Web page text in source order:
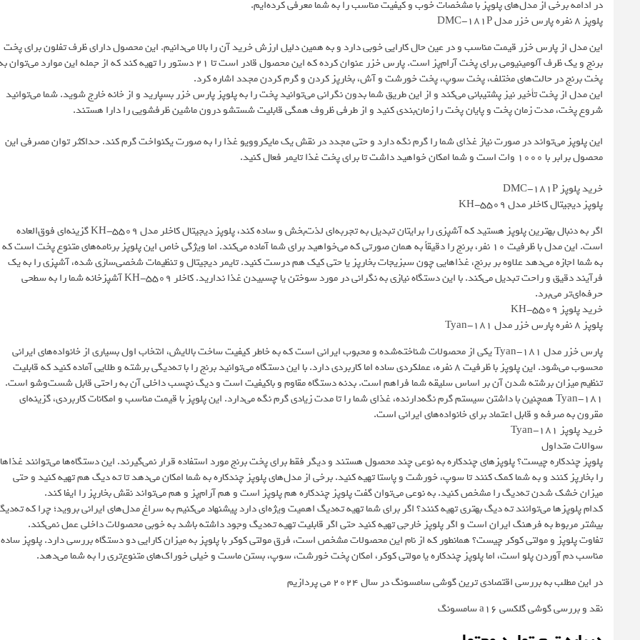
در ادامه برخی از مدل‌های پلوپز با مشخصات خوب و کیفیت مناسب را به شما معرفی کرده‌ایم.
پلوپز 8 نفره پارس خزر مدل DMC-181P
این مدل از پارس خزر قیمت مناسب و در عین حال کارایی خوبی دارد و به همین دلیل ارزش خرید آن را بالا می‌دانیم. این محصول دارای ظرف تفلون برای پخت
برنج و یک ظرف آلومینیومی برای پخت آرام‌پز است. پارس خزر عنوان کرده که این محصول قادر است تا 21 دستور را تهیه کند که از جمله این موارد
پخت برنج در حالت‌های مختلف، پخت سوپ، پخت خورشت و آش، بخارپز کردن و گرم کردن مجدد اشاره کرد.
این مدل از پخت تأخیر نیز پشتیبانی می‌کند و از این طریق شما بدون نگرانی می‌توانید پخت را به پلوپز پارس خزر بسپارید و از خانه خارج شوید. شما می‌توانید
شروع پخت، مدت زمان پخت و پایان پخت را زمان‌بندی کنید و از طرفی ظروف همگی قابلیت شستشو درون ماشین ظرفشویی را دارا هستند.
این پلوپز می‌تواند در صورت نیاز غذای شما را گرم نگه دارد و حتی مجدد در نقش یک مایکروویو غذا را به صورت یکنواخت گرم کند. حداکثر توان مصرفی این
محصول برابر با 1000 وات است و شما امکان خواهید داشت تا برای پخت غذا تایمر فعال کنید.
خرید پلوپز DMC-181P
پلوپز دیجیتال کاخلر مدل KH-5509
اگر به دنبال بهترین پلوپز هستید که آشپزی را برایتان تبدیل به تجربه‌ای لذت‌بخش و ساده کند، پلوپز دیجیتال کاخلر مدل KH-5509 گزینه‌ای فوق‌العاده
است. این مدل با ظرفیت ۱۰ نفر، برنج را دقیقاً به همان صورتی که می‌خواهید برای شما آماده می‌کند. اما ویژگی خاص این پلوپز برنامه‌های متنوع پخت است که
به شما اجازه می‌دهد علاوه بر برنج، غذاهایی چون سبزیجات بخارپز یا حتی کیک هم درست کنید. تایمر دیجیتال و تنظیمات شخصی‌سازی شده، آشپزی را به یک
فرآیند دقیق و راحت تبدیل می‌کند. با این دستگاه نیازی به نگرانی در مورد سوختن یا چسبیدن غذا ندارید. کاخلر KH-5509 آشپزخانه شما را به سطحی
حرفه‌ای‌تر می‌برد.
خرید پلوپز KH-5509
پلوپز ۸ نفره پارس خزر مدل Tyan-181
پارس خزر مدل Tyan-181 یکی از محصولات شناخته‌شده و محبوب ایرانی است که به خاطر کیفیت ساخت بالایش، انتخاب اول بسیاری از خانواده‌های ایرانی
محسوب می‌شود. این پلوپز با ظرفیت ۸ نفره، عملکردی ساده اما کاربردی دارد. با این دستگاه می‌توانید برنج را با ته‌دیگی برشته و طلایی آماده کنید که قابلیت
تنظیم میزان برشته شدن آن بر اساس سلیقه شما فراهم است. بدنه دستگاه مقاوم و باکیفیت است و دیگ نچسب داخلی آن به راحتی قابل شست‌وشو است.
Tyan-181 همچنین با داشتن سیستم گرم نگه‌دارنده، غذای شما را تا مدت زیادی گرم نگه می‌دارد. این پلوپز با قیمت مناسب و امکانات کاربردی، گزینه‌ای
مقرون به صرفه و قابل اعتماد برای خانواده‌های ایرانی است.
خرید پلوپز Tyan-181
سوالات متداول
پلوپز چندکاره چیست؟ پلوپزهای چندکاره به نوعی چند محصول هستند و دیگر فقط برای پخت برنج مورد استفاده قرار نمی‌گیرند. این دستگاه‌ها می‌توانند غذاها
را بخارپز کنند و به شما کمک کنند تا سوپ، خورشت و پاستا تهیه کنید. برخی از مدل‌های پلوپز چندکاره به شما امکان می‌دهد تا ته‌ دیگ هم تهیه کنید و حتی
میزان خشک شدن ته‌دیگ را مشخص کنید. به نوعی می‌توان گفت پلوپز چندکاره هم پلوپز است و هم آرام‌پز و هم می‌تواند نقش بخارپز را ایفا کند.
کدام پلوپزها می‌توانند ته‌ دیگ بهتری تهیه کنند؟ اگر برای شما تهیه ته‌دیگ اهمیت ویژه‌ای دارد پیشنهاد می‌کنیم به سراغ مدل‌های ایرانی بروید؛ چرا که
بیشتر مربوط به فرهنگ ایران است و اگر پلوپز خارجی تهیه کنید حتی اگر قابلیت تهیه ته‌دیگ وجود داشته باشد به خوبی محصولات داخلی عمل نمی‌کند.
تفاوت پلوپز و مولتی کوکر چیست؟ همانطور که از نام این محصولات مشخص است، فرق مولتی کوکر با پلوپز به میزان کارايي دو دستگاه بررسی دارد. پلوپز ساده
مناسب دم آوردن پلو است، اما پلوپز چندکاره یا مولتی کوکر، امکان پخت خورشت، سوپ، بستن ماست و خیلی خوراک‌های متنوع‌تری را به شما می‌دهد.
در این مطلب به بررسی اقتصادی ترین گوشی سامسونگ در سال ۲۰۲۴ می پردازیم
نقد و بررسی گوشی گلکسی a16 سامسونگ